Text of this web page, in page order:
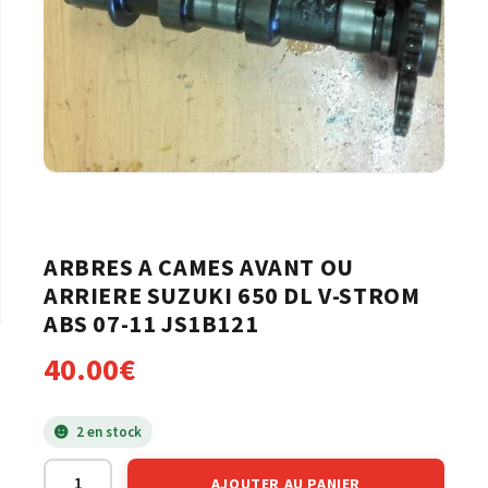
ARBRES A CAMES AVANT OU
ARRIERE SUZUKI 650 DL V-STROM
ABS 07-11 JS1B121
40.00€
2 en stock
AJOUTER AU PANIER